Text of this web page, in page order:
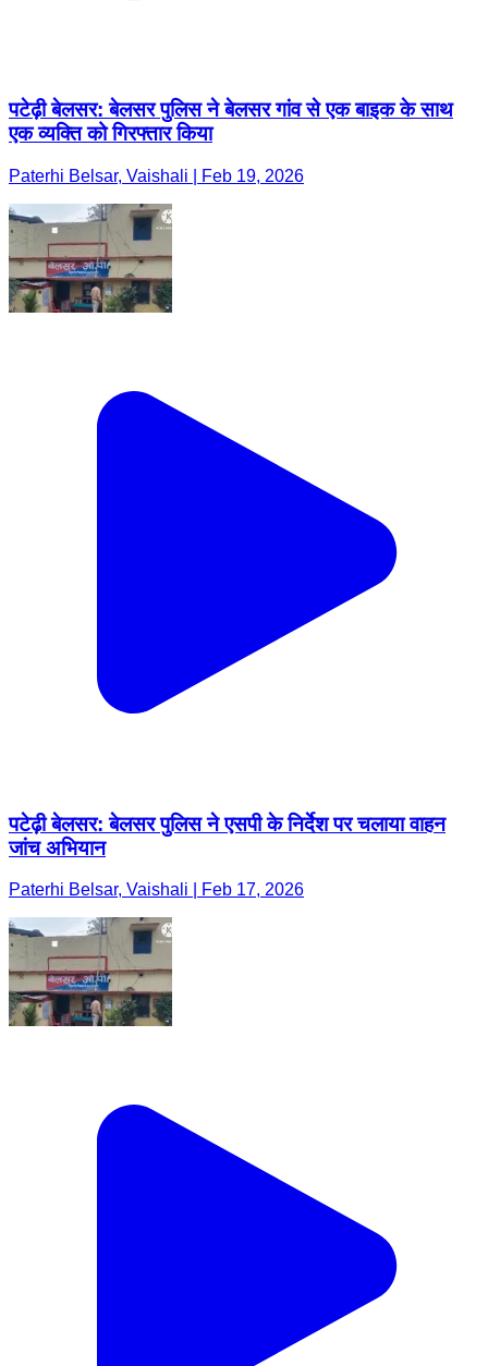
पटेढ़ी बेलसर: बेलसर पुलिस ने बेलसर गांव से एक बाइक के साथ
एक व्यक्ति को गिरफ्तार किया
Paterhi Belsar, Vaishali | Feb 19, 2026
पटेढ़ी बेलसर: बेलसर पुलिस ने एसपी के निर्देश पर चलाया वाहन
जांच अभियान
Paterhi Belsar, Vaishali | Feb 17, 2026